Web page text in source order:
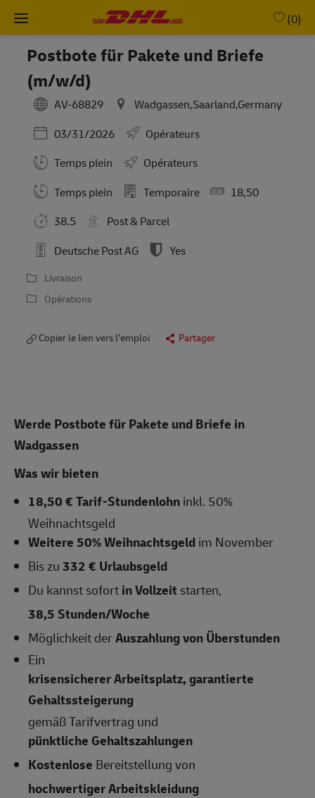
(0)
Postbote für Pakete und Briefe
(m/w/d)
AV-68829
Wadgassen,Saarland,Germany
Posted Date
03/31/2026
Opérateurs
Temps plein
Opérateurs
Working Hours
Temps plein Temporaire
18,50
38.5
Post & Parcel
Deutsche Post AG
Yes
Livraison
Opérations
Copier le lien vers l’emploi Partager
Werde Postbote für Pakete und Briefe in
Wadgassen
Was wir bieten
18,50 € Tarif-Stundenlohninkl. 50%
Weihnachtsgeld
Weitere 50% Weihnachtsgeldim November
Bis zu332 € Urlaubsgeld
Du kannst sofortin Vollzeit starten,
38,5 Stunden/Woche
Möglichkeit derAuszahlung von Überstunden
Ein
krisensicherer Arbeitsplatz, garantierte
Gehaltssteigerung
gemäß Tarifvertrag und
pünktliche Gehaltszahlungen
Kostenlose Bereitstellung von
hochwertiger Arbeitskleidung